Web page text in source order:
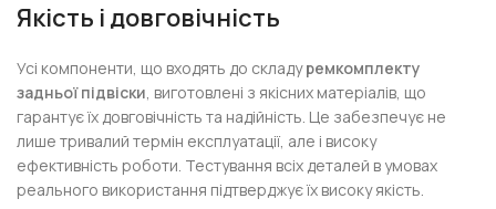
Якість і довговічність
Усі компоненти, що входять до складуремкомплекту
задньої підвіски, виготовлені з якісних матеріалів, що
гарантує їх довговічність та надійність. Це забезпечує не
лише тривалий термін експлуатації, але і високу
ефективність роботи. Тестування всіх деталей в умовах
реального використання підтверджує їх високу якість.